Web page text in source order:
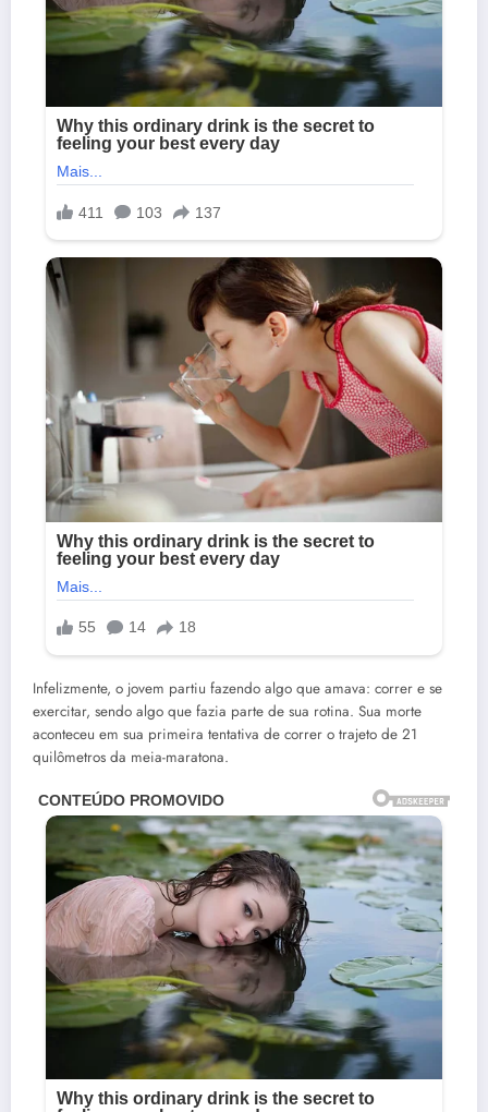
Infelizmente, o jovem partiu fazendo algo que amava: correr e se
exercitar, sendo algo que fazia parte de sua rotina. Sua morte
aconteceu em sua primeira tentativa de correr o trajeto de 21
quilômetros da meia-maratona.